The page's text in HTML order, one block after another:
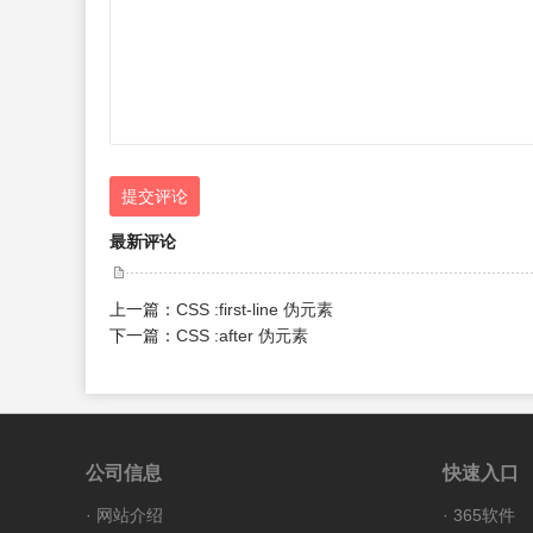
提交评论
最新评论
上一篇： CSS :first-line 伪元素
下一篇： CSS :after 伪元素
公司信息
· 网站介绍
快速入口
· 365软件